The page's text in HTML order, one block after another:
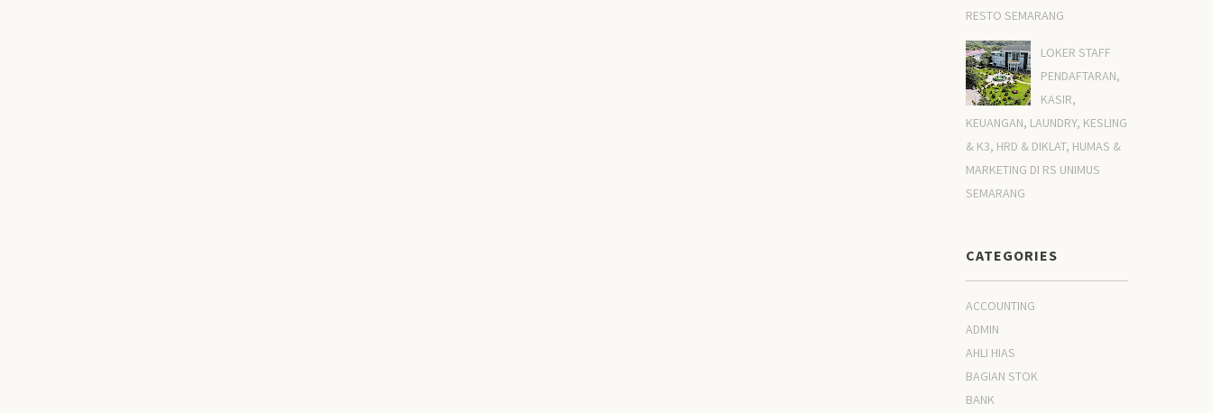
RESTO SEMARANG
LOKER STAFF
PENDAFTARAN,
KASIR,
KEUANGAN, LAUNDRY, KESLING
& K3, HRD & DIKLAT, HUMAS &
MARKETING DI RS UNIMUS
SEMARANG
CATEGORIES
ACCOUNTING
ADMIN
AHLI HIAS
BAGIAN STOK
BANK